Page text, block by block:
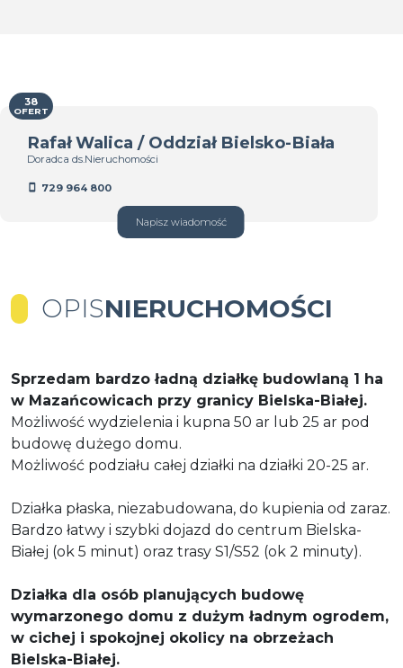
Rafał Walica / Oddział Bielsko-Biała
Doradca ds.Nieruchomości
729 964 800
Napisz wiadomość
38
OFERT
OPISNIERUCHOMOŚCI
Sprzedam bardzo ładną działkę budowlaną 1 ha
w Mazańcowicach przy granicy Bielska-Białej.
Możliwość wydzielenia i kupna 50 ar lub 25 ar pod
budowę dużego domu.
Możliwość podziału całej działki na działki 20-25 ar.
Działka płaska, niezabudowana, do kupienia od zaraz.
Bardzo łatwy i szybki dojazd do centrum Bielska-
Białej (ok 5 minut) oraz trasy S1/S52 (ok 2 minuty).
Działka dla osób planujących budowę
wymarzonego domu z dużym ładnym ogrodem,
w cichej i spokojnej okolicy na obrzeżach
Bielska-Białej.